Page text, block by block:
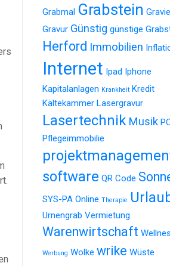
Grabmal Grabstein
Gravur Günstig günstige
Herford Immobilien
Internet Ipad Iphone
Kapitalanlagen Krankheit Kredit
Kältekammer Lasergravur
Lasertechnik Musik
Pflegeimmobilie
software QR Code
SYS-PA Online Therapie
Urnengrab Vermietung
Warenwirtschaft
Werbung Wolke wrike Wüste